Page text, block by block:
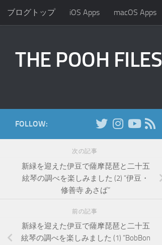
コンテンツへスキップ
ブログトップ iOS Apps macOS Apps
THE POOH FILES
FOLLOW:
次の記事
新緑を迎えた伊豆で薩摩琵琶と二十五
絃琴の調べを楽しみました (2) “伊豆・
修善寺 あさば”
前の記事
新緑を迎えた伊豆で薩摩琵琶と二十五
絃琴の調べを楽しみました (1) “BobBon